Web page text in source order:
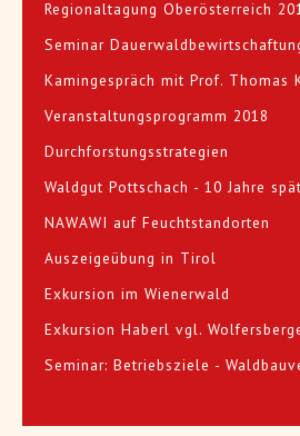
Regionaltagung Oberösterreich
Seminar
Kamingespräch mit Prof. Thomas
Veranstaltungsprogramm 2018
Durchforstungsstrategien
Waldgut Pottschach - 10 Jahre
NAWAWI auf Feuchtstandorten
Auszeigeübung in Tirol
Exkursion im Wienerwald
Exkursion Haberl vgl.
Seminar: Betriebsziele -